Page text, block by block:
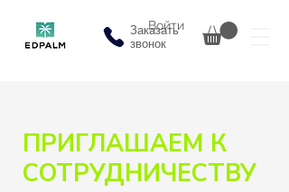
Заказать
звонок
Войти
ПРИГЛАШАЕМ К
СОТРУДНИЧЕСТВУ